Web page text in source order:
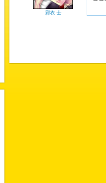
邪衣 士